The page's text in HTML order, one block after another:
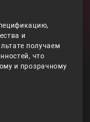
и
получаем
что
и прозрачному